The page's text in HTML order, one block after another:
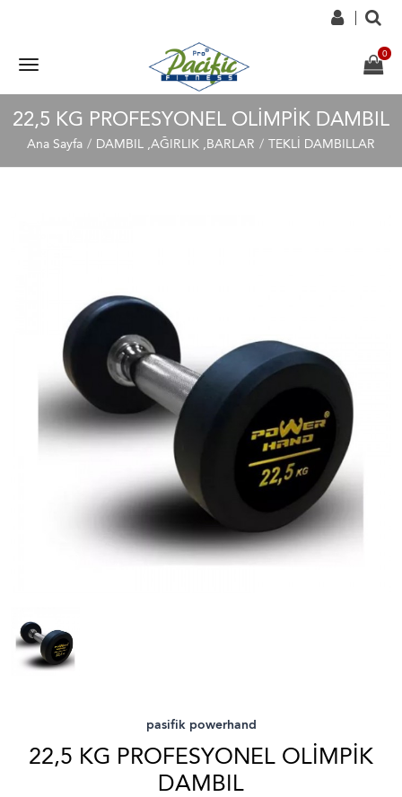
22,5 KG PROFESYONEL OLİMPİK DAMBIL
Ana Sayfa DAMBIL ,AĞIRLIK ,BARLAR TEKLİ DAMBILLAR
pasifik powerhand
22,5 KG PROFESYONEL OLİMPİK
DAMBIL